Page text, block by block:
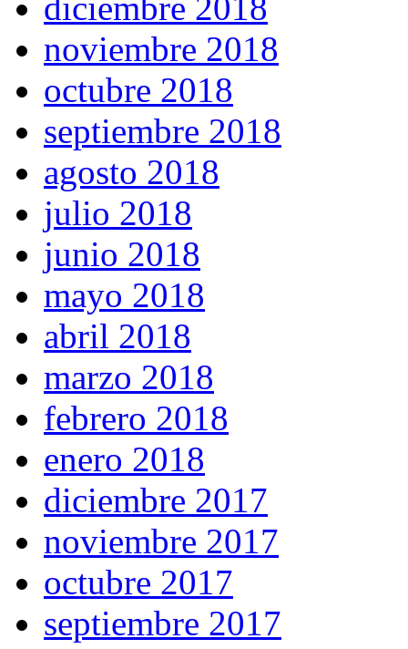
diciembre 2018
noviembre 2018
octubre 2018
septiembre 2018
agosto 2018
julio 2018
junio 2018
mayo 2018
abril 2018
marzo 2018
febrero 2018
enero 2018
diciembre 2017
noviembre 2017
octubre 2017
septiembre 2017